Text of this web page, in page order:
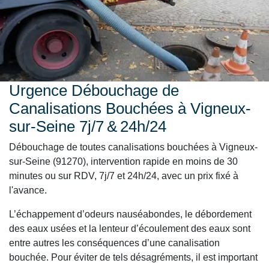
Urgence Débouchage de
Canalisations Bouchées à Vigneux-
sur-Seine 7j/7 & 24h/24
Débouchage de toutes canalisations bouchées à Vigneux-
sur-Seine (91270), intervention rapide en moins de 30
minutes ou sur RDV, 7j/7 et 24h/24, avec un prix fixé à
l'avance.
L’échappement d’odeurs nauséabondes, le débordement
des eaux usées et la lenteur d’écoulement des eaux sont
entre autres les conséquences d’une canalisation
bouchée. Pour éviter de tels désagréments, il est important